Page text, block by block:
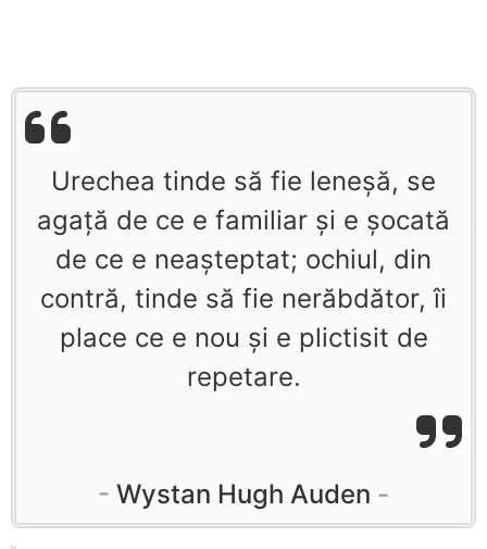
Urechea tinde să fie leneşă, se
agaţă de ce e familiar şi e şocată
de ce e neaşteptat; ochiul, din
contră, tinde să fie nerăbdător, îi
place ce e nou şi e plictisit de
repetare.
Wystan Hugh Auden